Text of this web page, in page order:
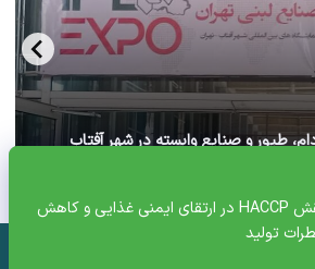
نقش HACCP در ارتقای ایمنی غذایی و کاهش
تولید
طیور و صنایع وابسته در شهر آفتاب